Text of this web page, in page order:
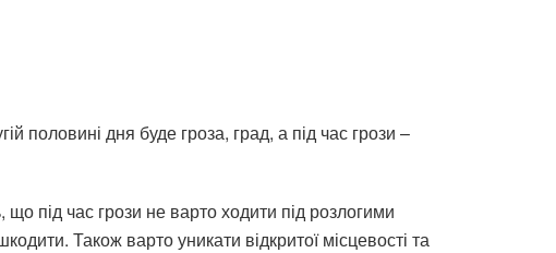
половині дня буде гроза, град, а під час грози –
під час грози не варто ходити під розлогими
Також варто уникати відкритої місцевості та